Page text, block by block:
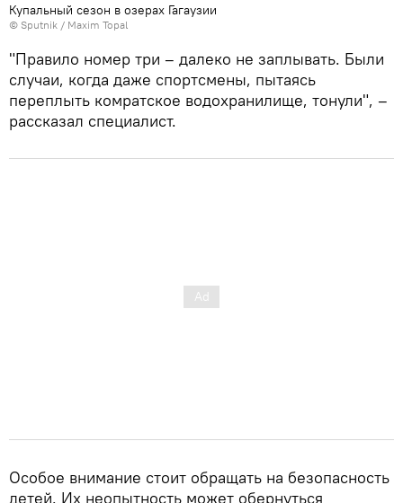
Купальный сезон в озерах Гагаузии
© Sputnik / Maxim Topal
"Правило номер три – далеко не заплывать. Были
случаи, когда даже спортсмены, пытаясь
переплыть комратское водохранилище, тонули", –
рассказал специалист.
Особое внимание стоит обращать на безопасность
детей. Их неопытность может обернуться